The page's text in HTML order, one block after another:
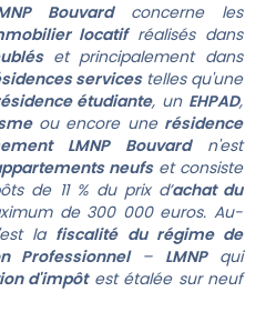
Bouvardconcerne les
locatif réalisés dans
et principalement dans
servicestelles qu'une
étudiante, un EHPAD,
ou encore une résidence
LMNP Bouvardn'est
neufset consiste
de 11 % du prix d’achat du
de 300 000 euros. Au-
la fiscalité du régime de
Professionnel
– LMNPqui
d'impôtest étalée sur neuf